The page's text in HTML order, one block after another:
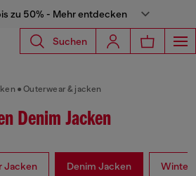
zu 50% - Mehr entdecken
Suchen
Outerwear & jacken
Denim Jacken
Jacken Denim Jacken Winter